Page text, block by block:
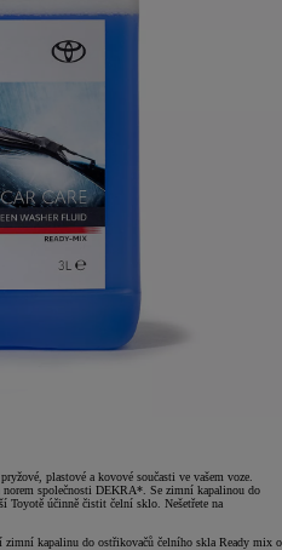
plastové a kovové současti ve vašem voze.
norem společnosti DEKRA*. Se zimní kapalinou do
Toyotě účinně čistit čelní sklo. Nešetřete na
zimní kapalinu do ostřikovačů čelního skla Ready mix o